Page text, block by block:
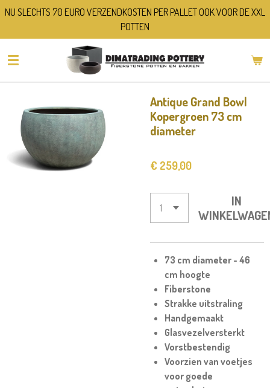
Ga
naar
de
NU SLECHTS 70 EURO VERZENDKOSTEN PER PALLET OOK VOOR DE XXL
POTTEN
Antique Grand Bowl
Kopergroen 73 cm
diameter
€ 259,00
IN
73 cm diameter - 46
cm hoogte
Fiberstone
Strakke uitstraling
Handgemaakt
Glasvezelversterkt
Vorstbestendig
Voorzien van voetjes
voor goede